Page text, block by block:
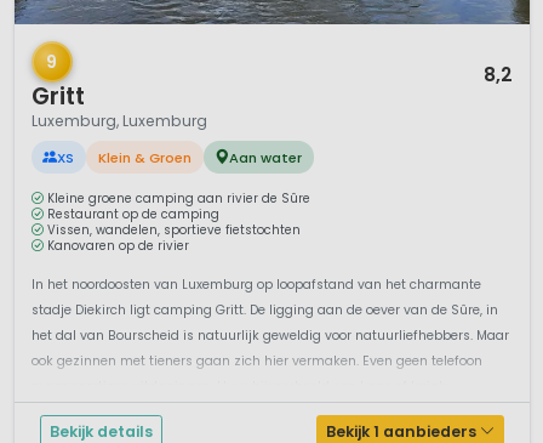
1 / 12
9
Gritt
8,2
Luxemburg, Luxemburg
XS Klein & Groen Aan water
Kleine groene camping aan rivier de Sûre
Restaurant op de camping
Vissen, wandelen, sportieve fietstochten
Kanovaren op de rivier
In het noordoosten van Luxemburg op loopafstand van het charmante
stadje Diekirch ligt camping Gritt. De ligging aan de oever van de Sûre, in
het dal van Bourscheid is natuurlijk geweldig voor natuurliefhebbers. Maar
ook gezinnen met tieners gaan zich hier vermaken. Even geen telefoon
Bekijk details Bekijk 1 aanbieders